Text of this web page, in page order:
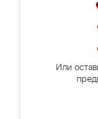
Или